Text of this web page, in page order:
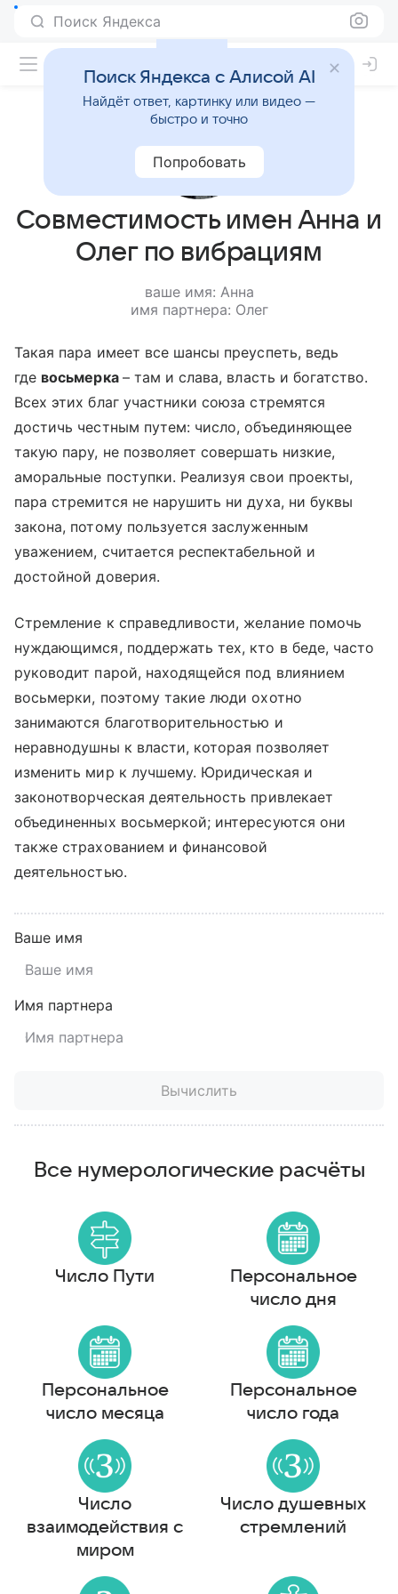
Поиск Яндекса
Совместимость имен Анна и
Олег по вибрациям
ваше имя: Анна
имя партнера: Олег
Такая пара имеет все шансы преуспеть, ведь
где восьмерка – там и слава, власть и богатство.
Всех этих благ участники союза стремятся
достичь честным путем: число, объединяющее
такую пару, не позволяет совершать низкие,
аморальные поступки. Реализуя свои проекты,
пара стремится не нарушить ни духа, ни буквы
закона, потому пользуется заслуженным
уважением, считается респектабельной и
достойной доверия.
Стремление к справедливости, желание помочь
нуждающимся, поддержать тех, кто в беде, часто
руководит парой, находящейся под влиянием
восьмерки, поэтому такие люди охотно
занимаются благотворительностью и
неравнодушны к власти, которая позволяет
изменить мир к лучшему. Юридическая и
законотворческая деятельность привлекает
объединенных восьмеркой; интересуются они
также страхованием и финансовой
деятельностью.
Ваше имя
Имя партнера
Вычислить
Все нумерологические расчёты
Число Пути
Персональное
число дня
Персональное
число месяца
Персональное
число года
Число
взаимодействия с
миром
Число душевных
стремлений
Поиск Яндекса с Алисой AI
Найдёт ответ, картинку или видео —
быстро и точно
Попробовать